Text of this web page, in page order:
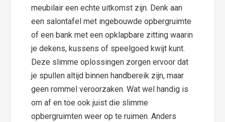
meubilair een echte uitkomst zijn. Denk aan
een salontafel met ingebouwde opbergruimte
of een bank met een opklapbare zitting waarin
je dekens, kussens of speelgoed kwijt kunt.
Deze slimme oplossingen zorgen ervoor dat
je spullen altijd binnen handbereik zijn, maar
geen rommel veroorzaken. Wat wel handig is
om af en toe ook juist die slimme
opbergruimten weer op te ruimen. Anders